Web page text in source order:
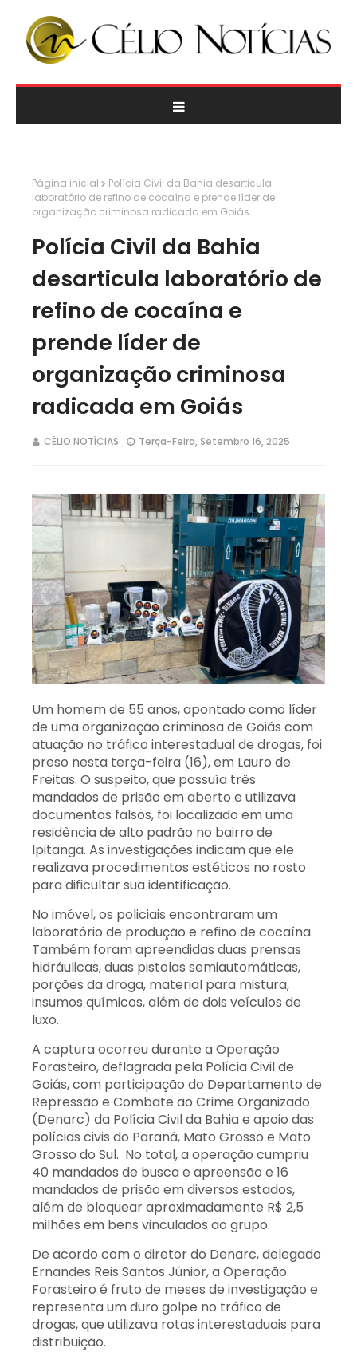
Página inicial
Polícia Civil da Bahia desarticula
laboratório de refino de cocaína e prende líder de
organização criminosa radicada em Goiás
Polícia Civil da Bahia
desarticula laboratório de
refino de cocaína e
prende líder de
organização criminosa
radicada em Goiás
CÉLIO NOTÍCIAS Terça-Feira, Setembro 16, 2025
Um homem de 55 anos, apontado como líder
de uma organização criminosa de Goiás com
atuação no tráfico interestadual de drogas, foi
preso nesta terça-feira (16), em Lauro de
Freitas. O suspeito, que possuía três
mandados de prisão em aberto e utilizava
documentos falsos, foi localizado em uma
residência de alto padrão no bairro de
Ipitanga. As investigações indicam que ele
realizava procedimentos estéticos no rosto
para dificultar sua identificação.
No imóvel, os policiais encontraram um
laboratório de produção e refino de cocaína.
Também foram apreendidas duas prensas
hidráulicas, duas pistolas semiautomáticas,
porções da droga, material para mistura,
insumos químicos, além de dois veículos de
luxo.
A captura ocorreu durante a Operação
Forasteiro, deflagrada pela Polícia Civil de
Goiás, com participação do Departamento de
Repressão e Combate ao Crime Organizado
(Denarc) da Polícia Civil da Bahia e apoio das
polícias civis do Paraná, Mato Grosso e Mato
Grosso do Sul. No total, a operação cumpriu
40 mandados de busca e apreensão e 16
mandados de prisão em diversos estados,
além de bloquear aproximadamente R$ 2,5
milhões em bens vinculados ao grupo.
De acordo com o diretor do Denarc, delegado
Ernandes Reis Santos Júnior, a Operação
Forasteiro é fruto de meses de investigação e
representa um duro golpe no tráfico de
drogas, que utilizava rotas interestaduais para
distribuição.